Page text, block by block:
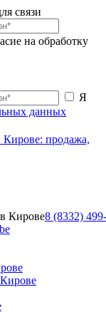
связи
на обработку
Я
данных
Кирове8 (8332)